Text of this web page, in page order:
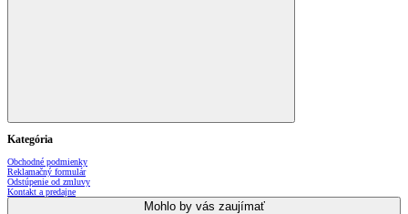
Kategória
Obchodné podmienky
Reklamačný formulár
Odstúpenie od zmluvy
Kontakt a predajne
Mohlo by vás zaujímať